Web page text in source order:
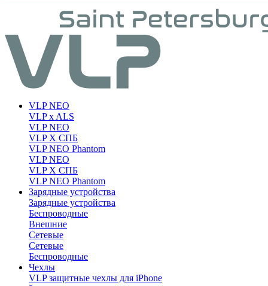
VLP NEO
VLP x ALS
VLP NEO
VLP X СПБ
VLP NEO Phantom
VLP NEO
VLP X СПБ
VLP NEO Phantom
Зарядные устройства
Зарядные устройства
Беспроводные
Внешние
Сетевые
Сетевые
Беспроводные
Чехлы
VLP защитные чехлы для iPhone